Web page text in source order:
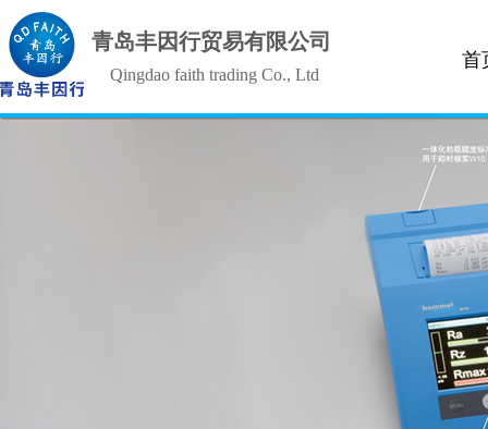
青岛丰因行贸易有限公司
Qingdao faith trading Co., Ltd
首